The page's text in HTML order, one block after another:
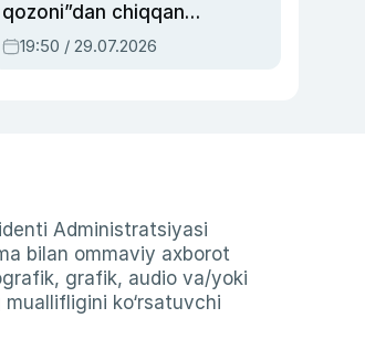
qozoni”dan chiqqan
qahramon — Ukraina
armiyasi bosh
19:50 / 29.07.2026
Administratsiyasi
bilan ommaviy axborot
grafik, audio va/yoki
ko‘rsatuvchi